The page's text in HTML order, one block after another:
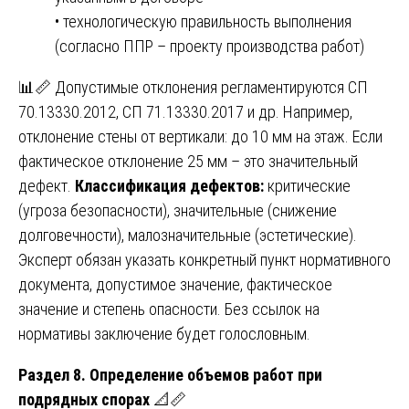
• технологическую правильность выполнения
(согласно ППР – проекту производства работ)
📊📏 Допустимые отклонения регламентируются СП
70.13330.2012, СП 71.13330.2017 и др. Например,
отклонение стены от вертикали: до 10 мм на этаж. Если
фактическое отклонение 25 мм – это значительный
дефект. Классификация дефектов: критические
(угроза безопасности), значительные (снижение
долговечности), малозначительные (эстетические).
Эксперт обязан указать конкретный пункт нормативного
документа, допустимое значение, фактическое
значение и степень опасности. Без ссылок на
нормативы заключение будет голословным.
Раздел 8. Определение объемов работ при
подрядных спорах 📐📏